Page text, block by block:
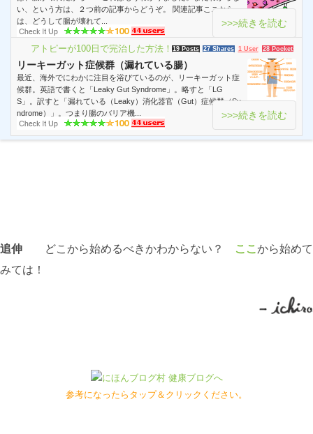
い、という方は、２つ前の記事からどうぞ。 関連記事ここから
は、どうして腸が壊れて...
>>>続きを読む
アトピーが100日で完治した方法！19 Posts 27 Shares 1 User 28 Pockets
リーキーガット症候群（漏れている腸）
最近、海外でにわかに注目を浴びているのが、リーキーガット症
候群。英語で書くと「Leaky Gut Syndrome」。略すと「LG
S」。訳すと「漏れている（Leaky）消化器官（Gut）症候群（Sy
ndrome）」。つまり腸のバリア機...
>>>続きを読む
追伸 どこから始めるべきかわからない？ ここ から始めて
みては！
参考になったらタップ＆クリックください。